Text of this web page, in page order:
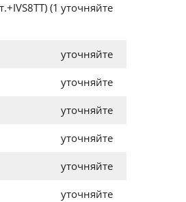
(1 уточняйте
уточняйте
уточняйте
уточняйте
уточняйте
уточняйте
уточняйте